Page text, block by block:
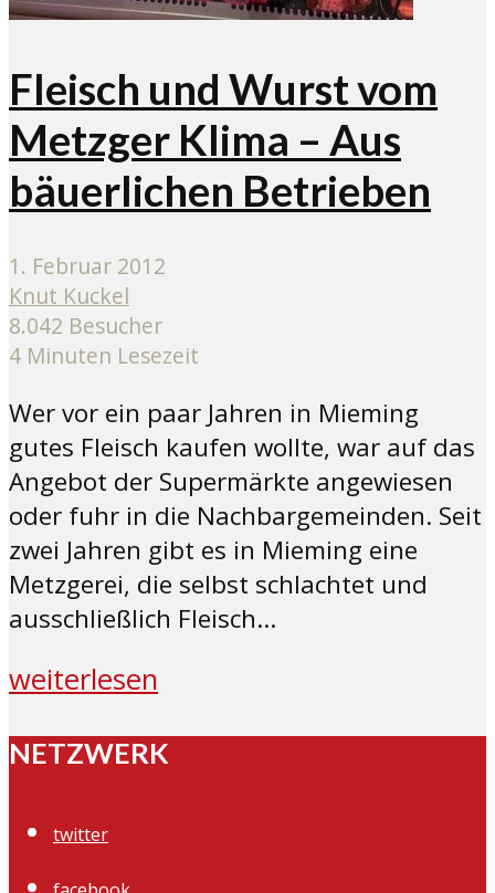
Fleisch und Wurst vom
Metzger Klima – Aus
bäuerlichen Betrieben
1. Februar 2012
Knut Kuckel
8.042 Besucher
4 Minuten Lesezeit
Wer vor ein paar Jahren in Mieming
gutes Fleisch kaufen wollte, war auf das
Angebot der Supermärkte angewiesen
oder fuhr in die Nachbargemeinden. Seit
zwei Jahren gibt es in Mieming eine
Metzgerei, die selbst schlachtet und
ausschließlich Fleisch...
weiterlesen
NETZWERK
twitter